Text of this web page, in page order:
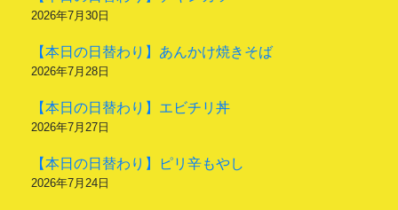
2026年7月30日
【本日の日替わり】あんかけ焼きそば
2026年7月28日
【本日の日替わり】エビチリ丼
2026年7月27日
【本日の日替わり】ピリ辛もやし
2026年7月24日